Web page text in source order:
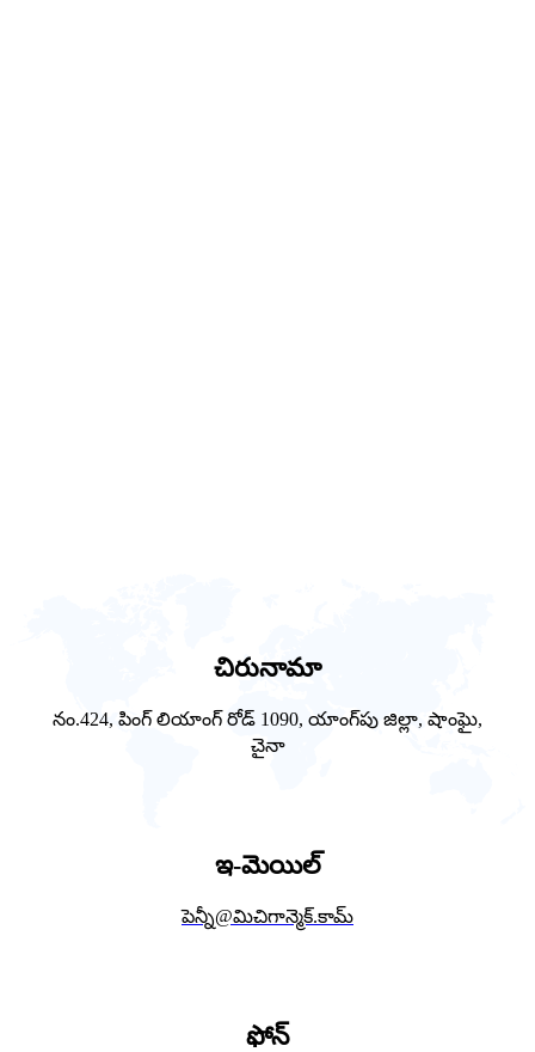
చిరునామా
నం.424, పింగ్ లియాంగ్ రోడ్ 1090, యాంగ్‌పు జిల్లా, షాంఘై,
చైనా
ఇ-మెయిల్
పెన్నీ@మిచిగాన్మెక్.కామ్
ఫోన్